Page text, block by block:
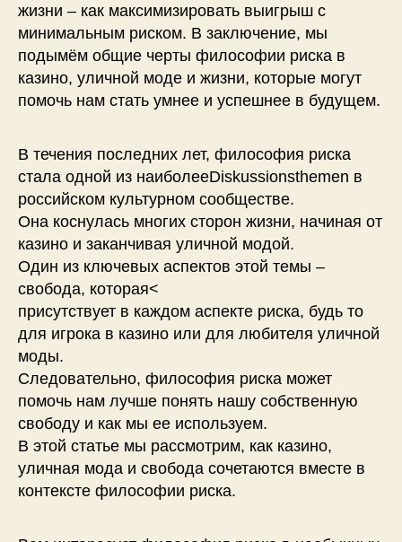
жизни – как максимизировать выигрыш с
минимальным риском. В заключение, мы
подымём общие черты философии риска в
казино, уличной моде и жизни, которые могут
помочь нам стать умнее и успешнее в будущем.
В течения последних лет, философия риска
стала одной из наиболееDiskussionsthemen в
российском культурном сообществе.
Она коснулась многих сторон жизни, начиная от
казино и заканчивая уличной модой.
Один из ключевых аспектов этой темы –
свобода, которая<
присутствует в каждом аспекте риска, будь то
для игрока в казино или для любителя уличной
моды.
Следовательно, философия риска может
помочь нам лучше понять нашу собственную
свободу и как мы ее используем.
В этой статье мы рассмотрим, как казино,
уличная мода и свобода сочетаются вместе в
контексте философии риска.